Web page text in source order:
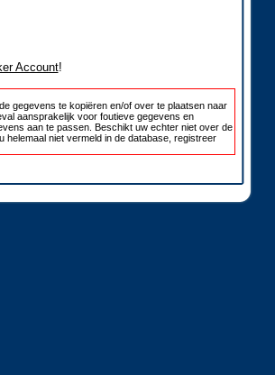
Account!
gegevens te kopiëren en/of over te plaatsen naar
aansprakelijk voor foutieve gegevens en
aan te passen. Beschikt uw echter niet over de
niet vermeld in de database, registreer